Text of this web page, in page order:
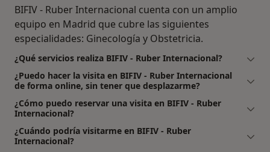
BIFIV - Ruber Internacional cuenta con un amplio
equipo en Madrid que cubre las siguientes
especialidades: Ginecología y Obstetricia.
¿Qué servicios realiza BIFIV - Ruber Internacional?
¿Puedo hacer la visita en BIFIV - Ruber Internacional
de forma online, sin tener que desplazarme?
¿Cómo puedo reservar una visita en BIFIV - Ruber
Internacional?
¿Cuándo podría visitarme en BIFIV - Ruber
Internacional?